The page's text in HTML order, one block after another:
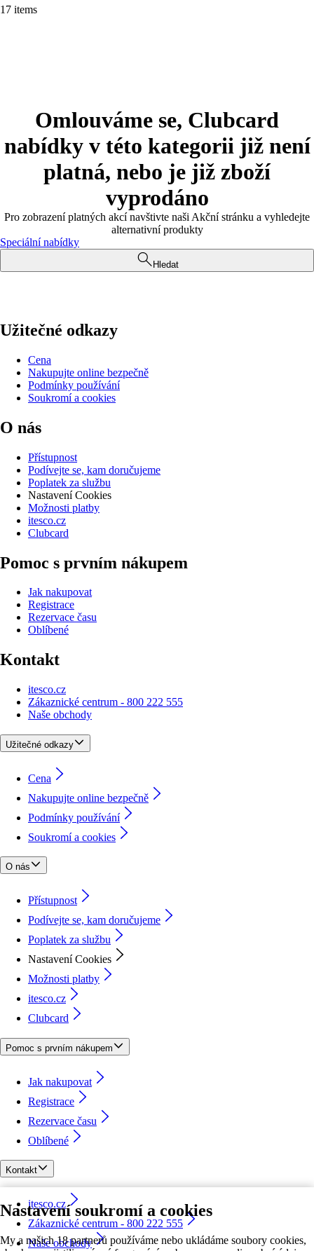
Nastavení soukromí a cookies
My a našich 18 partnerů používáme nebo ukládáme soubory cookies,
17 items
Omlouváme se, Clubcard
nabídky v této kategorii již není
platná, nebo je již zboží
vyprodáno
Pro zobrazení platných akcí navštivte naši Akční stránku a vyhledejte
alternativní produkty
Speciální nabídky
Hledat
Užitečné odkazy
Cena
Nakupujte online bezpečně
Podmínky používání
Soukromí a cookies
O nás
Přístupnost
Podívejte se, kam doručujeme
Poplatek za službu
Nastavení Cookies
Možnosti platby
itesco.cz
Clubcard
Pomoc s prvním nákupem
Jak nakupovat
Registrace
Rezervace času
Oblíbené
Kontakt
itesco.cz
Zákaznické centrum - 800 222 555
Naše obchody
Užitečné odkazy
Cena
Nakupujte online bezpečně
Podmínky používání
Soukromí a cookies
O nás
Přístupnost
Podívejte se, kam doručujeme
Poplatek za službu
Nastavení Cookies
Možnosti platby
itesco.cz
Clubcard
Pomoc s prvním nákupem
Jak nakupovat
Registrace
Rezervace času
Oblíbené
Kontakt
itesco.cz
Zákaznické centrum - 800 222 555
Naše obchody